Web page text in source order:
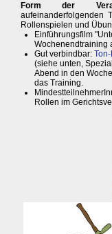
Form der
aufeinanderfolgenden
Rollenspielen und
Einführungsfilm
Wochenendtraining
Gut verbindbar:
(siehe unten,
Abend in den
das Training.
Rollen im